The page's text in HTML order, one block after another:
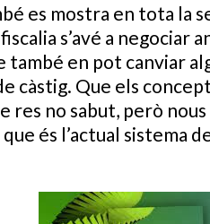
es mostra en tota la
s’avé a negociar
en pot canviar
càstig. Que els
res no sabut, però
és l’actual sistema